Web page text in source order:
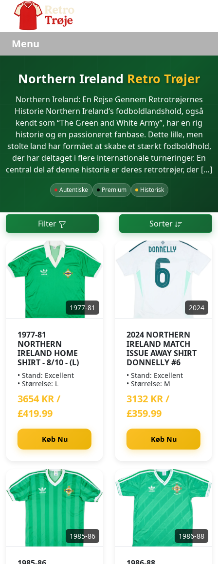
Menu
Northern Ireland Retro Trøjer
Northern Ireland: En Rejse Gennem Retrotrøjernes
Historie Northern Ireland‘s fodboldlandshold, også
kendt som “The Green and White Army”, har en rig
historie og en passioneret fanbase. Dette lille, men
stolte land har formået at skabe et stærkt fodboldhold,
der har deltaget i flere internationale turneringer. En
central del af denne historie er deres retrotrøjer, der […]
Autentiske Premium Historisk
Filter Sorter
1977-81
1977-81
NORTHERN
IRELAND HOME
SHIRT - 8/10 - (L)
• Stand: Excellent
• Størrelse: L
3654 KR /
£419.99
Køb Nu
2024
2024 NORTHERN
IRELAND MATCH
ISSUE AWAY SHIRT
DONNELLY #6
• Stand: Excellent
• Størrelse: M
3132 KR /
£359.99
Køb Nu
1985-86 1986-88